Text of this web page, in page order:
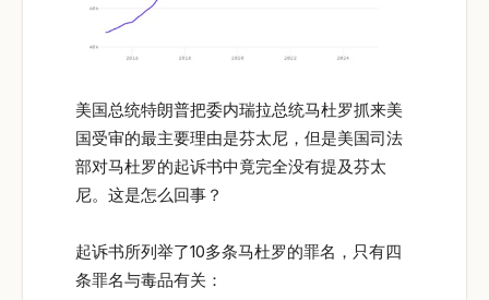
美国总统特朗普把委内瑞拉总统马杜罗抓来美
国受审的最主要理由是芬太尼，但是美国司法
部对马杜罗的起诉书中竟完全没有提及芬太
尼。这是怎么回事？
起诉书所列举了10多条马杜罗的罪名，只有四
条罪名与毒品有关：